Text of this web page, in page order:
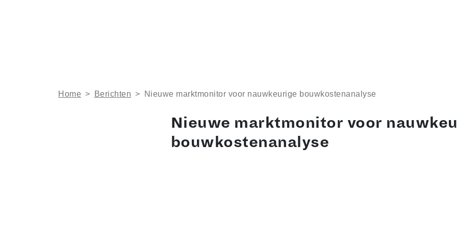
Home > Berichten > Nieuwe marktmonitor voor nauwkeurige bouwkostenanalyse
Nieuwe marktmonitor voor
bouwkostenanalyse